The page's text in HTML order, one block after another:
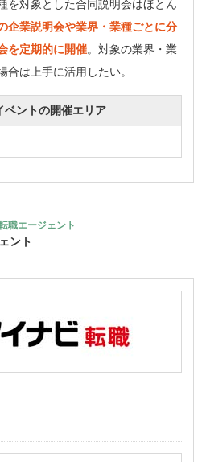
を対象とした合同説明会はほとん
企業説明会や業界・業種ごとに分
を定期的に開催。対象の業界・業
合は上手に活用したい。
ベントの開催エリア
職エージェント
ント